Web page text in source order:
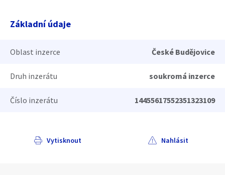
Základní údaje
Oblast inzerce České Budějovice
Druh inzerátu soukromá inzerce
Číslo inzerátu 14455617552351323109
Vytisknout Nahlásit